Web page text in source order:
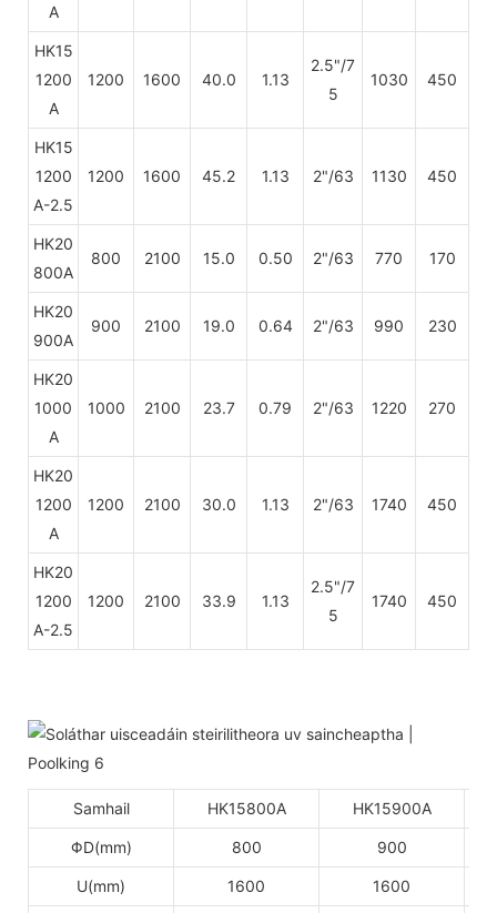
A
HK15
1200
A
1200 1600 40.0 1.13
2.5"/7
5
1030 450
HK15
1200
A-2.5
1200 1600 45.2 1.13 2"/63 1130 450
HK20
800A
800 2100 15.0 0.50 2"/63 770 170
HK20
900A
900 2100 19.0 0.64 2"/63 990 230
HK20
1000
A
1000 2100 23.7 0.79 2"/63 1220 270
HK20
1200
A
1200 2100 30.0 1.13 2"/63 1740 450
HK20
1200
A-2.5
1200 2100 33.9 1.13
2.5"/7
5
1740 450
Samhail HK15800A HK15900A
ΦD(mm) 800 900
U(mm) 1600 1600